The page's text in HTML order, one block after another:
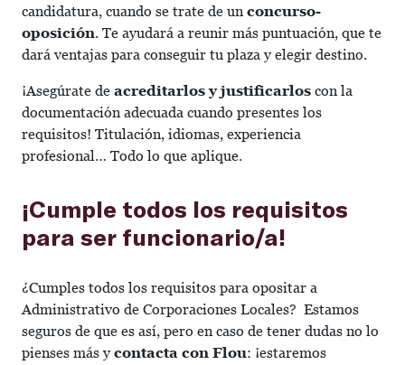
candidatura, cuando se trate de un concurso-
oposición. Te ayudará a reunir más puntuación, que te
dará ventajas para conseguir tu plaza y elegir destino.
¡Asegúrate de acreditarlos y justificarlos con la
documentación adecuada cuando presentes los
requisitos! Titulación, idiomas, experiencia
profesional… Todo lo que aplique.
¡Cumple todos los requisitos
para ser funcionario/a!
¿Cumples todos los requisitos para opositar a
Administrativo de Corporaciones Locales? Estamos
seguros de que es así, pero en caso de tener dudas no lo
pienses más y contacta con Flou: ¡estaremos